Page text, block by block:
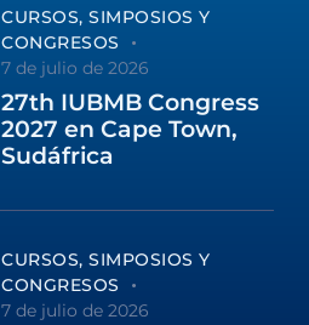
CURSOS, SIMPOSIOS Y
CONGRESOS
7 de julio de 2026
27th IUBMB Congress
2027 en Cape Town,
Sudáfrica
CURSOS, SIMPOSIOS Y
CONGRESOS
7 de julio de 2026